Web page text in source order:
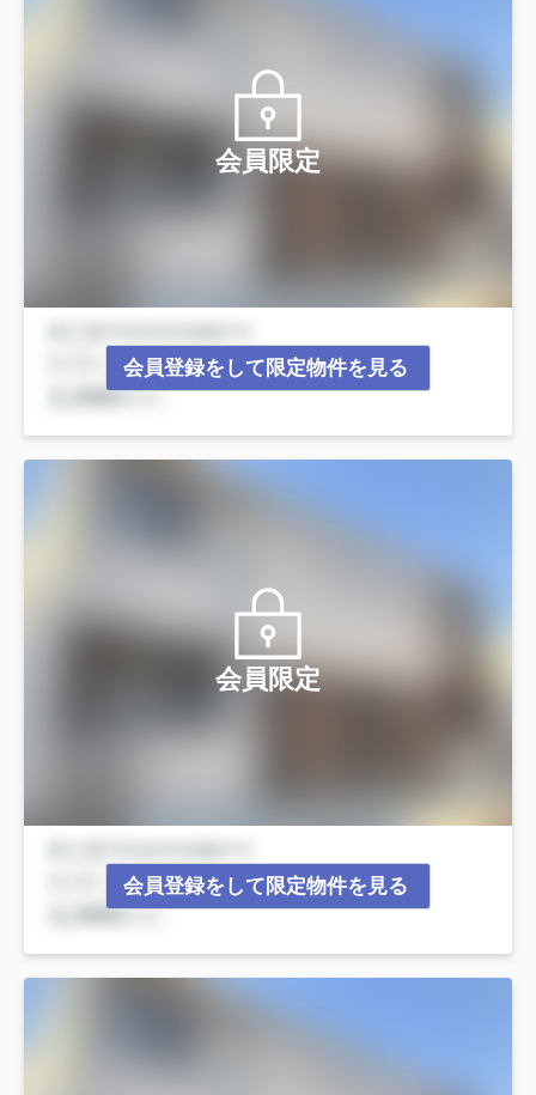
会員限定
会員登録をして限定物件を見る
会員限定
会員登録をして限定物件を見る